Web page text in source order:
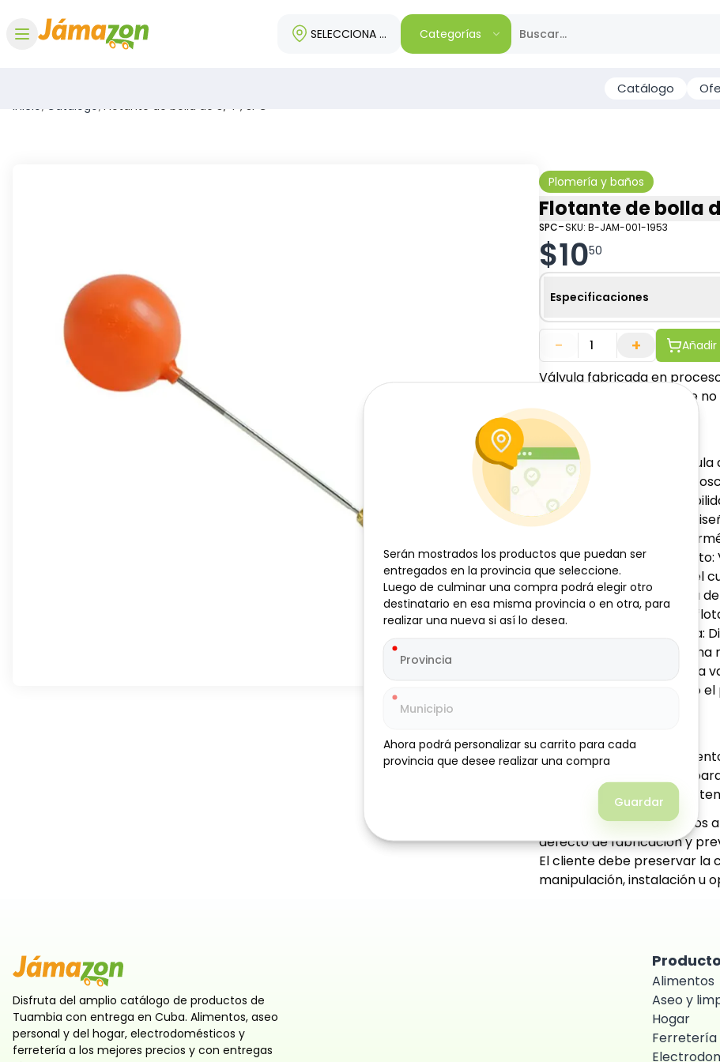
SELECCIONA TU REGIÓNCategorías
Catálogo
Inicio/ Catálogo/ Flotante de bolla de 3/4", SPC
Plomería y baños
Flotante de bolla
SPC-SKU: B-JAM-001-1953
$1050
Especificaciones
- +
Válvula fabricada en
sellado que garantiza que
deformación.
1. Especificaciones.
• Tipo de Producto:
• Conexión de Entrada:
calidad para mayor
• Cuerpo de la Válvula:
superior para el cierre
• Varilla de Accionamiento:
de 210 mm, que conecta el
• Boya (Flotador): Esfera
visibilidad, diseñada para
• Dimensiones de la Boya:
• Funcionamiento:
agua sube, la boya eleva
válvula de latón, cerrando
Aplicaciones comunes:
Sistemas de
Bebederos automáticos
Tanques de reserva en
Garantía: 30 días
defecto de fabricación y
El cliente debe preservar la
manipulación, instalación u
Disfruta del amplio catálogo de productos de
Tuambia con entrega en Cuba. Alimentos, aseo
personal y del hogar, electrodomésticos y
ferretería a los mejores precios y con entregas
Alimentos
Aseo y
Hogar
Ferretería
Serán mostrados los productos que puedan ser
entregados en la provincia que seleccione.
Luego de culminar una compra podrá elegir otro
destinatario en esa misma provincia o en otra, para
realizar una nueva si así lo desea.
Ahora podrá personalizar su carrito para cada
provincia que desee realizar una compra
Guardar
Serán mostrados los productos que puedan ser
entregados en la provincia que seleccione.
Luego de culminar una compra podrá elegir otro
destinatario en esa misma provincia o en otra, para
realizar una nueva si así lo desea.
Ahora podrá personalizar su carrito para cada
provincia que desee realizar una compra
Guardar